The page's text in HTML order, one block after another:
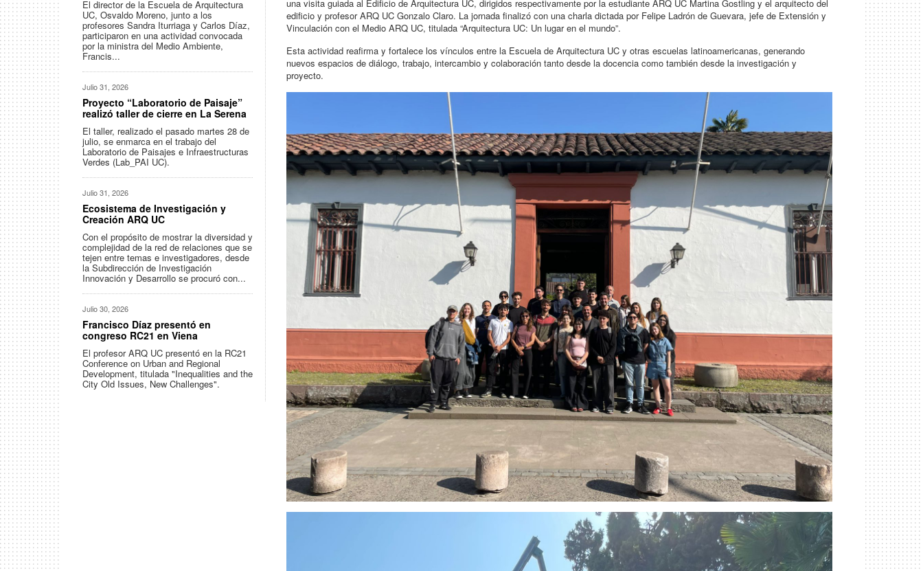
una visita guiada al Edificio de Arquitectura UC, dirigidos respectivamente por la estudiante ARQ UC Martina Gostling y el arquitecto del
edificio y profesor ARQ UC Gonzalo Claro. La jornada finalizó con una charla dictada por Felipe Ladrón de Guevara, jefe de Extensión y
Vinculación con el Medio ARQ UC, titulada “Arquitectura UC: Un lugar en el mundo”.
Esta actividad reafirma y fortalece los vínculos entre la Escuela de Arquitectura UC y otras escuelas latinoamericanas, generando
nuevos espacios de diálogo, trabajo, intercambio y colaboración tanto desde la docencia como también desde la investigación y
proyecto.
El director de la Escuela de Arquitectura
UC, Osvaldo Moreno, junto a los
profesores Sandra Iturriaga y Carlos Díaz,
participaron en una actividad convocada
por la ministra del Medio Ambiente,
Francis...
Julio 31, 2026
Proyecto “Laboratorio de Paisaje”
realizó taller de cierre en La Serena
El taller, realizado el pasado martes 28 de
julio, se enmarca en el trabajo del
Laboratorio de Paisajes e Infraestructuras
Verdes (Lab_PAI UC).
Julio 31, 2026
Ecosistema de Investigación y
Creación ARQ UC
Con el propósito de mostrar la diversidad y
complejidad de la red de relaciones que se
tejen entre temas e investigadores, desde
la Subdirección de Investigación
Innovación y Desarrollo se procuró con...
Julio 30, 2026
Francisco Díaz presentó en
congreso RC21 en Viena
El profesor ARQ UC presentó en la RC21
Conference on Urban and Regional
Development, titulada "Inequalities and the
City Old Issues, New Challenges".